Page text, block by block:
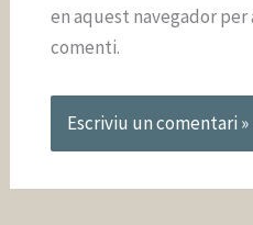
en aquest navegador per
comenti.